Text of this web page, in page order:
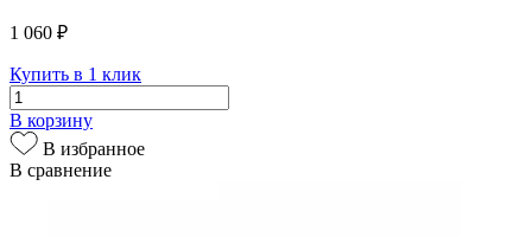
1 060 ₽
Купить в 1 клик
В корзину
В избранное
В сравнение